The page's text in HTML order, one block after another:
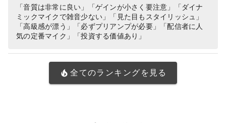
宅録 テレワーク【国内正規品/メー
カー保証2年】
「音質は非常に良い」「ゲインが小さく要注意」「ダイナ
ミックマイクで雑音少ない」「見た目もスタイリッシュ」
「高級感が漂う」「必ずプリアンプが必要」「配信者に人
気の定番マイク」「投資する価値あり」
全てのランキングを見る